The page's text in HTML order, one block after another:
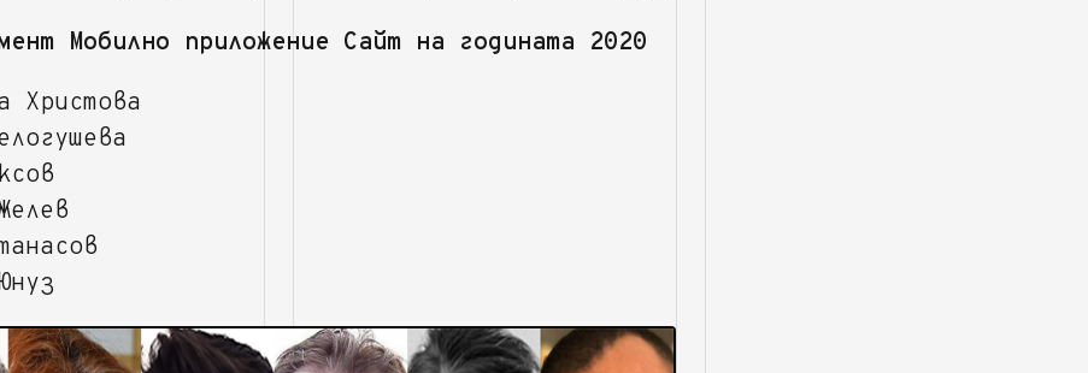
Мобилно приложение Сайт на годината 2020
Христова